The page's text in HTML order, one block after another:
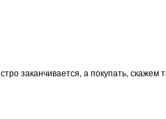
заканчивается, а покупать, скажем